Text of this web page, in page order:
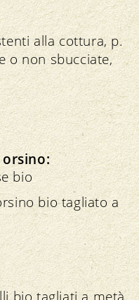
alla cottura, p.
o non sbucciate,
orsino:
bio
bio tagliato a